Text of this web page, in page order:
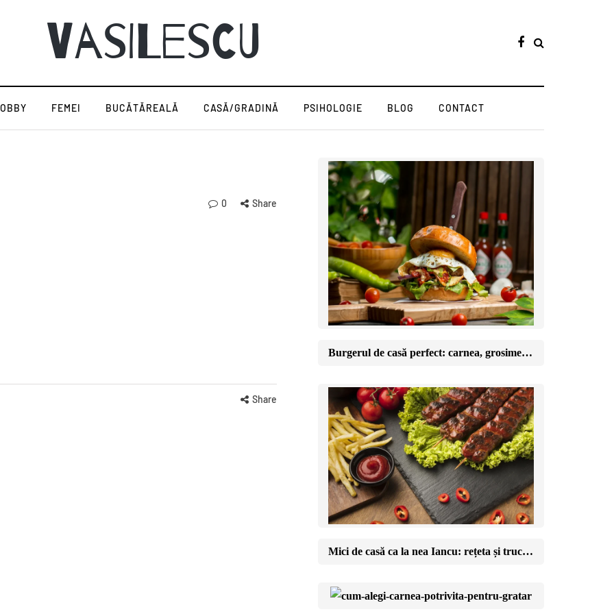
Vasilescu
FEMEI BUCĂTĂREALĂ CASĂ/GRADINĂ PSIHOLOGIE BLOG CONTACT
0 Share
Share
Burgerul de casă perfect: carnea, grosimea și momentul în care îl întorci
Mici de casă ca la nea Iancu: rețeta și trucul amestecului perfect